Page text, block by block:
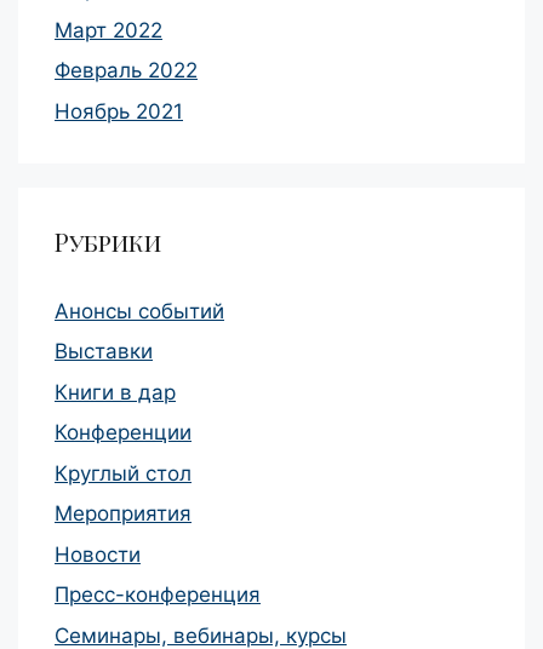
Март 2022
Февраль 2022
Ноябрь 2021
Рубрики
Анонсы событий
Выставки
Книги в дар
Конференции
Круглый стол
Мероприятия
Новости
Пресс-конференция
Семинары, вебинары, курсы